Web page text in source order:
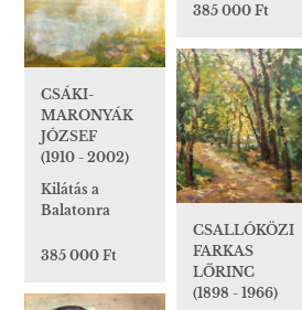
385 000 Ft
CSÁKI-
MARONYÁK
JÓZSEF
(1910 - 2002)
Kilátás a
Balatonra
385 000 Ft
CSALLÓKÖZI
FARKAS
LŐRINC
(1898 - 1966)